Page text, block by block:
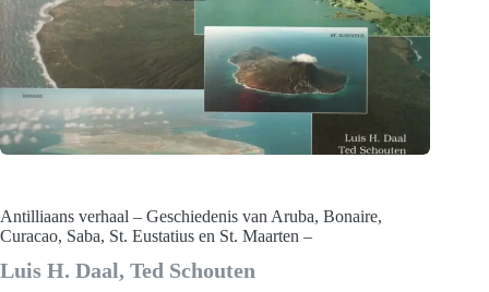
Antilliaans verhaal – Geschiedenis van Aruba, Bonaire,
Curacao, Saba, St. Eustatius en St. Maarten –
Luis H. Daal, Ted Schouten